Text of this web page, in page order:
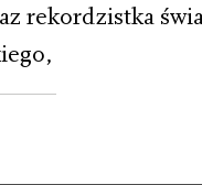
rekordzistka